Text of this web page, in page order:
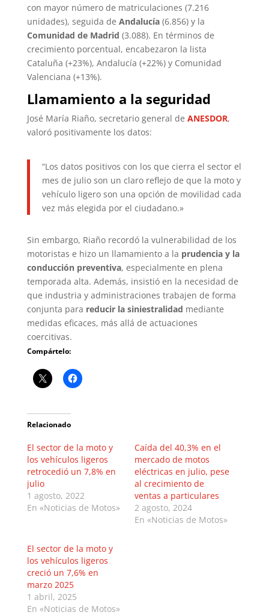
con mayor número de matriculaciones (7.216
unidades), seguida de Andalucía(6.856) y la
Comunidad de Madrid (3.088). En términos de
crecimiento porcentual, encabezaron la lista
Cataluña (+23%), Andalucía (+22%) y Comunidad
Valenciana (+13%).
Llamamiento a la seguridad
José María Riaño, secretario general de ANESDOR,
valoró positivamente los datos:
“Los datos positivos con los que cierra el sector el
mes de julio son un claro reflejo de que la moto y
vehículo ligero son una opción de movilidad cada
vez más elegida por el ciudadano.»
Sin embargo, Riaño recordó la vulnerabilidad de los
motoristas e hizo un llamamiento a la prudencia y la
conducción preventiva, especialmente en plena
temporada alta. Además, insistió en la necesidad de
que industria y administraciones trabajen de forma
conjunta para reducir la siniestralidad mediante
medidas eficaces, más allá de actuaciones
coercitivas.
Compártelo:
Relacionado
El sector de la moto y
los vehículos ligeros
retrocedió un 7,8% en
julio
1 agosto, 2022
En «Noticias de Motos»
Caída del 40,3% en el
mercado de motos
eléctricas en julio, pese
al crecimiento de
ventas a particulares
2 agosto, 2024
En «Noticias de Motos»
El sector de la moto y
los vehículos ligeros
creció un 7,6% en
marzo 2025
1 abril, 2025
En «Noticias de Motos»